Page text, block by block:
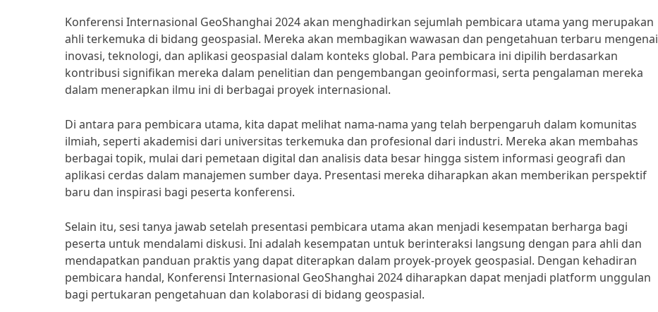
Konferensi Internasional GeoShanghai 2024 akan menghadirkan sejumlah pembicara utama yang merupakan
ahli terkemuka di bidang geospasial. Mereka akan membagikan wawasan dan pengetahuan terbaru mengenai
inovasi, teknologi, dan aplikasi geospasial dalam konteks global. Para pembicara ini dipilih berdasarkan
kontribusi signifikan mereka dalam penelitian dan pengembangan geoinformasi, serta pengalaman mereka
dalam menerapkan ilmu ini di berbagai proyek internasional.
Di antara para pembicara utama, kita dapat melihat nama-nama yang telah berpengaruh dalam komunitas
ilmiah, seperti akademisi dari universitas terkemuka dan profesional dari industri. Mereka akan membahas
berbagai topik, mulai dari pemetaan digital dan analisis data besar hingga sistem informasi geografi dan
aplikasi cerdas dalam manajemen sumber daya. Presentasi mereka diharapkan akan memberikan perspektif
baru dan inspirasi bagi peserta konferensi.
Selain itu, sesi tanya jawab setelah presentasi pembicara utama akan menjadi kesempatan berharga bagi
peserta untuk mendalami diskusi. Ini adalah kesempatan untuk berinteraksi langsung dengan para ahli dan
mendapatkan panduan praktis yang dapat diterapkan dalam proyek-proyek geospasial. Dengan kehadiran
pembicara handal, Konferensi Internasional GeoShanghai 2024 diharapkan dapat menjadi platform unggulan
bagi pertukaran pengetahuan dan kolaborasi di bidang geospasial.